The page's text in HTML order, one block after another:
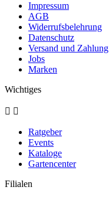
Impressum
AGB
Widerrufsbelehrung
Datenschutz
Versand und Zahlung
Jobs
Marken
Wichtiges
 
Ratgeber
Events
Kataloge
Gartencenter
Filialen